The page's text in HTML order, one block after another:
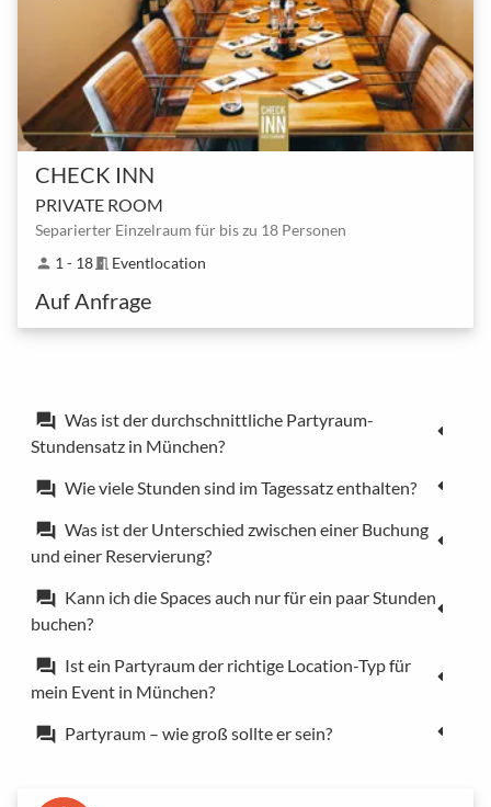
CHECK INN
PRIVATE ROOM
Separierter Einzelraum für bis zu 18 Personen
person 1 - 18meeting_room Eventlocation
Auf Anfrage
forum Was ist der durchschnittliche Partyraum-
Stundensatz in München?
forum Wie viele Stunden sind im Tagessatz enthalten?
forum Was ist der Unterschied zwischen einer Buchung
und einer Reservierung?
forum Kann ich die Spaces auch nur für ein paar Stunden
buchen?
forum Ist ein Partyraum der richtige Location-Typ für
mein Event in München?
forum Partyraum – wie groß sollte er sein?